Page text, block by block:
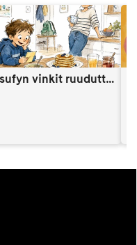
Sisufyn vinkit ruuduttomaan päivään: Vinkki 9